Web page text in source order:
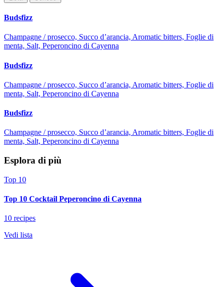
Budsfizz
Champagne / prosecco, Succo d’arancia, Aromatic bitters, Foglie di
menta, Salt, Peperoncino di Cayenna
Budsfizz
Champagne / prosecco, Succo d’arancia, Aromatic bitters, Foglie di
menta, Salt, Peperoncino di Cayenna
Budsfizz
Champagne / prosecco, Succo d’arancia, Aromatic bitters, Foglie di
menta, Salt, Peperoncino di Cayenna
Esplora di più
Top 10
Top 10 Cocktail Peperoncino di Cayenna
10 recipes
Vedi lista